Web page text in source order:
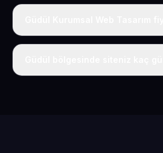
Tek fiyat uygulanır: yıllık 50 USD